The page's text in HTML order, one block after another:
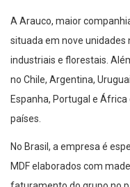
A Arauco, maior
situada em nove unidades
industriais e florestais.
no Chile, Argentina,
Espanha, Portugal e
países.
No Brasil, a empresa é
MDF elaborados com